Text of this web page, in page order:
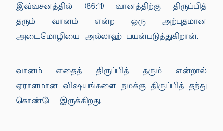
இவ்வசனத்தில் (86:11) வானத்திற்கு திருப்பித்
தரும் வானம் என்ற ஒரு அற்புதமான
அடைமொழியை அல்லாஹ் பயன்படுத்துகிறான்.
வானம் எதைத் திருப்பித் தரும் என்றால்
ஏராளமான விஷயங்களை நமக்கு திருப்பித் தந்து
கொண்டே இருக்கிறது.